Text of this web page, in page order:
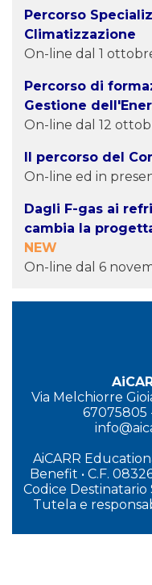
Percorso
Climatizzazione
On-line dal 1
Percorso di
Gestione
On-line dal 12
Il percorso del
On-line ed in
Dagli F-gas ai
cambia la
NEW
On-line dal 6
Via Melchiorre
67075805
AiCARR
Benefit • C.F.
Codice Destinatario
Tutela e